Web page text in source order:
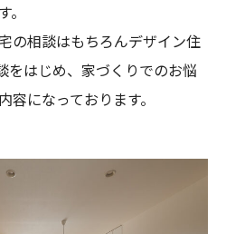
の相談はもちろんデザイン住
はじめ、家づくりでのお悩
になっております。